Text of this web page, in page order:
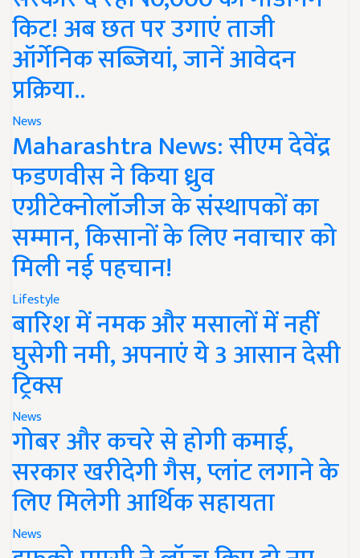
किट! अब छत पर उगाएं ताजी
ऑर्गेनिक सब्जियां, जानें आवेदन
प्रक्रिया..
News
Maharashtra News: सीएम देवेंद्र
फडणवीस ने किया ध्रुव
एग्रीटेक्नोलॉजीज के संस्थापकों का
सम्मान, किसानों के लिए नवाचार को
मिली नई पहचान!
Lifestyle
बारिश में नमक और मसालों में नहीं
घुसेगी नमी, अपनाएं ये 3 आसान देसी
ट्रिक्स
News
गोबर और कचरे से होगी कमाई,
सरकार खरीदेगी गैस, प्लांट लगाने के
लिए मिलेगी आर्थिक सहायता
News